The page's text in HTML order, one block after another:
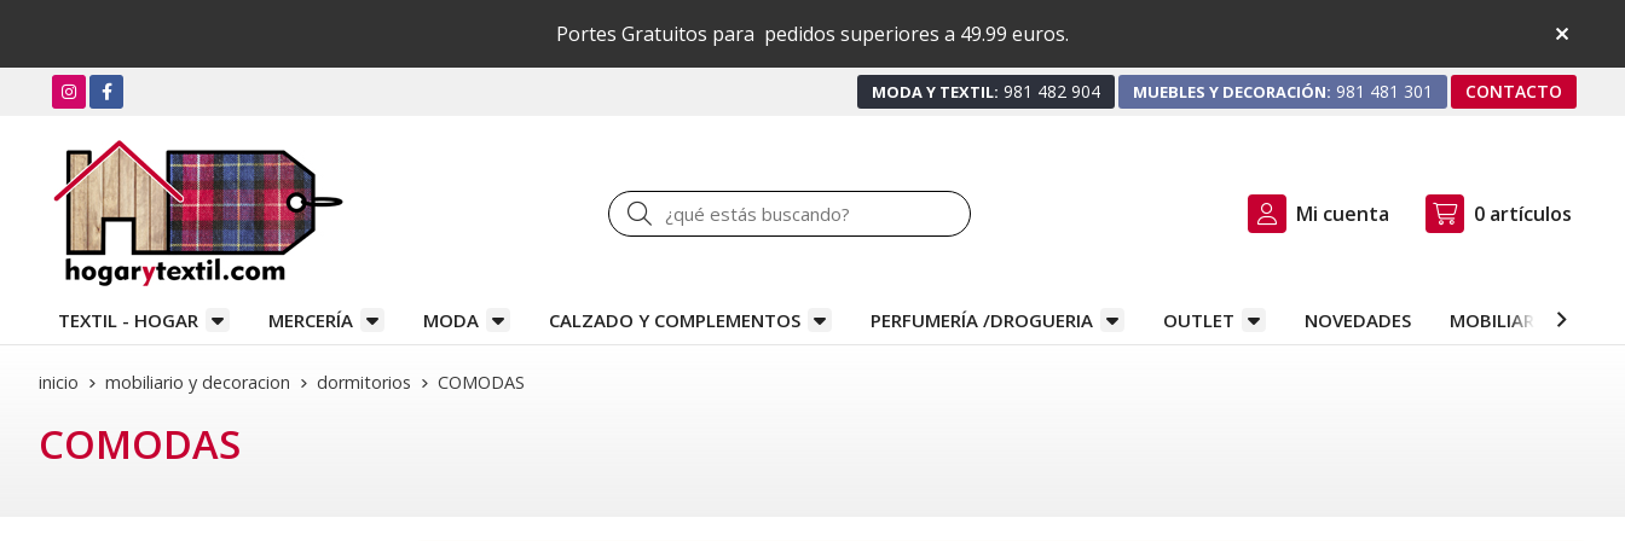
Portes Gratuitos para pedidos superiores a 49.99 euros.
MODA Y TEXTIL: 981 482 904 MUEBLES Y DECORACIÓN: 981 481 301 CONTACTO
Buscar Mi cuenta 0 artículos
TEXTIL - HOGAR MERCERÍA MODA CALZADO Y COMPLEMENTOS PERFUMERÍA /DROGUERIA OUTLET NOVEDADES MOBILIARIO Y
inicio mobiliario y decoracion dormitorios COMODAS
COMODAS